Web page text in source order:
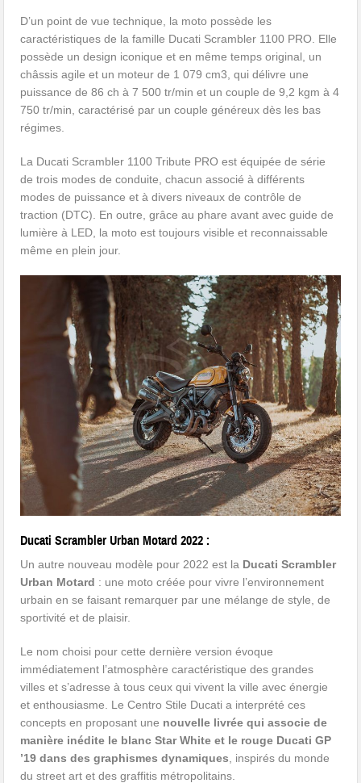
D’un point de vue technique, la moto possède les
caractéristiques de la famille Ducati Scrambler 1100 PRO. Elle
possède un design iconique et en même temps original, un
châssis agile et un moteur de 1 079 cm3, qui délivre une
puissance de 86 ch à 7 500 tr/min et un couple de 9,2 kgm à 4
750 tr/min, caractérisé par un couple généreux dès les bas
régimes.
La Ducati Scrambler 1100 Tribute PRO est équipée de série
de trois modes de conduite, chacun associé à différents
modes de puissance et à divers niveaux de contrôle de
traction (DTC). En outre, grâce au phare avant avec guide de
lumière à LED, la moto est toujours visible et reconnaissable
même en plein jour.
Ducati Scrambler Urban Motard 2022 :
Un autre nouveau modèle pour 2022 est la Ducati Scrambler
Urban Motard : une moto créée pour vivre l’environnement
urbain en se faisant remarquer par une mélange de style, de
sportivité et de plaisir.
Le nom choisi pour cette dernière version évoque
immédiatement l’atmosphère caractéristique des grandes
villes et s’adresse à tous ceux qui vivent la ville avec énergie
et enthousiasme. Le Centro Stile Ducati a interprété ces
concepts en proposant une nouvelle livrée qui associe de
manière inédite le blanc Star White et le rouge Ducati GP
’19 dans des graphismes dynamiques , inspirés du monde
du street art et des graffitis métropolitains.